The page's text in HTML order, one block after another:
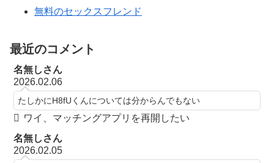
無料のセックスフレンド
最近のコメント
名無しさん
2026.02.06
たしかにH8fUくんについては分からんでもない
ワイ、マッチングアプリを再開したい
名無しさん
2026.02.05